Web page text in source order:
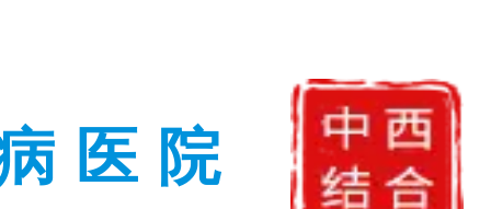
医院